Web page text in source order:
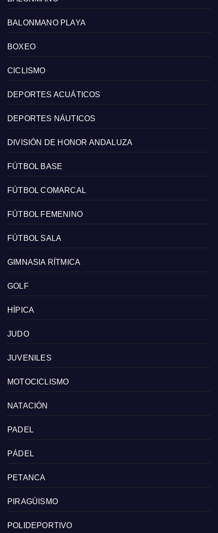
BALONMANO PLAYA
BOXEO
CICLISMO
DEPORTES ACUÁTICOS
DEPORTES NÁUTICOS
DIVISIÓN DE HONOR ANDALUZA
FÚTBOL BASE
FÚTBOL COMARCAL
FÚTBOL FEMENINO
FÚTBOL SALA
GIMNASIA RÍTMICA
GOLF
HÍPICA
JUDO
JUVENILES
MOTOCICLISMO
NATACIÓN
PADEL
PÁDEL
PETANCA
PIRAGÜISMO
POLIDEPORTIVO